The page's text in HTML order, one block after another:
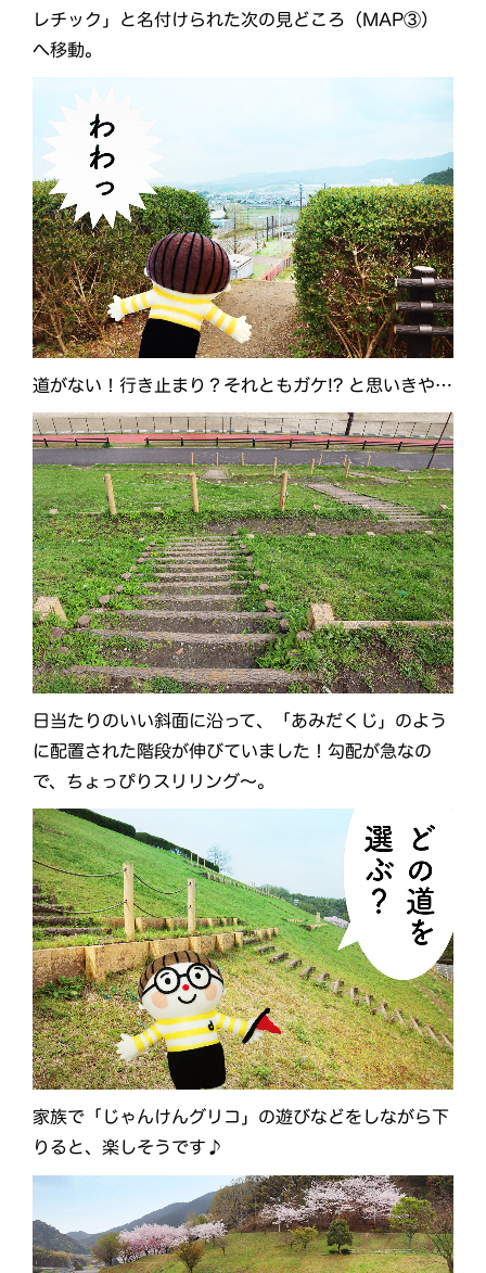
レチック」と名付けられた次の見どころ（MAP③）
へ移動。
道がない！行き止まり？それともガケ!? と思いきや…
日当たりのいい斜面に沿って、「あみだくじ」のよう
に配置された階段が伸びていました！勾配が急なの
で、ちょっぴりスリリング～。
家族で「じゃんけんグリコ」の遊びなどをしながら下
りると、楽しそうです♪